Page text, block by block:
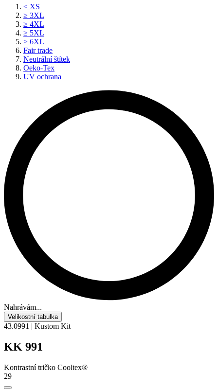
≤ XS
≥ 3XL
≥ 4XL
≥ 5XL
≥ 6XL
Fair trade
Neutrální štítek
Oeko-Tex
UV ochrana
Nahrávám...
Velikostní tabulka
43.0991 | Kustom Kit
KK 991
Kontrastní tričko Cooltex®
29